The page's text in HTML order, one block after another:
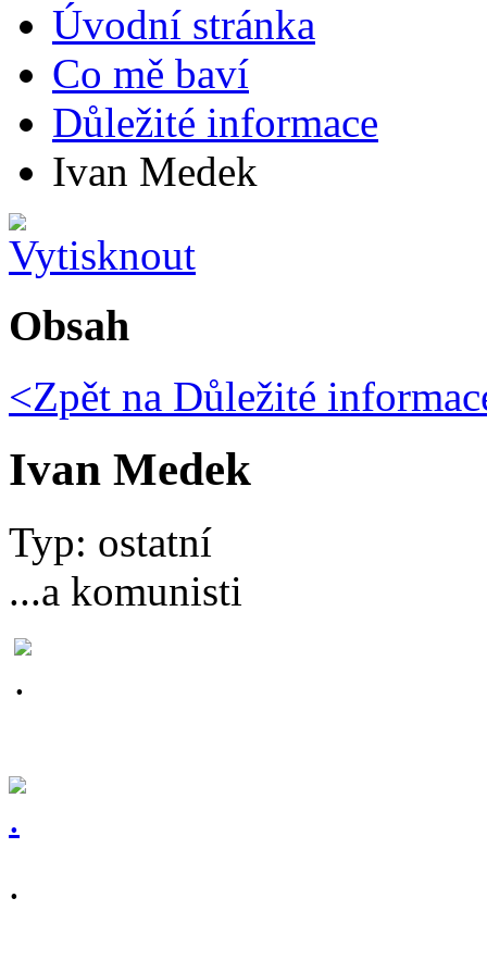
Úvodní stránka
Co mě baví
Důležité informace
Ivan Medek
Obsah
<Zpět na Důležité
Ivan Medek
Typ: ostatní
...a komunisti
.